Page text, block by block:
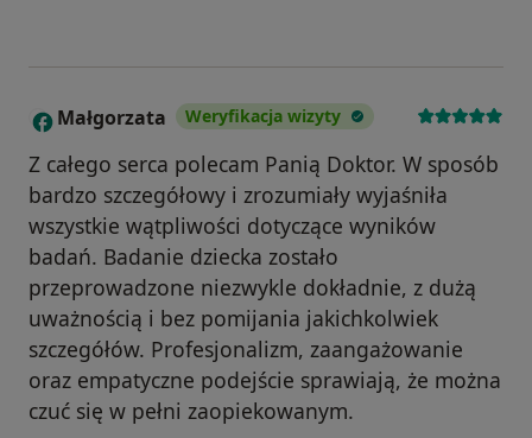
M Małgorzata Weryfikacja wizyty
Z całego serca polecam Panią Doktor. W sposób
bardzo szczegółowy i zrozumiały wyjaśniła
wszystkie wątpliwości dotyczące wyników
badań. Badanie dziecka zostało
przeprowadzone niezwykle dokładnie, z dużą
uważnością i bez pomijania jakichkolwiek
szczegółów. Profesjonalizm, zaangażowanie
oraz empatyczne podejście sprawiają, że można
czuć się w pełni zaopiekowanym.